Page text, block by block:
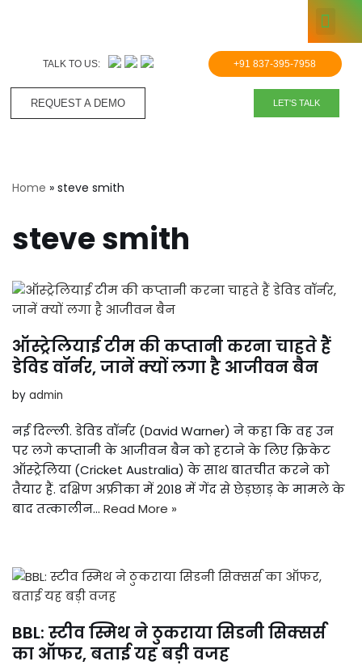
TALK TO US: +91 837-395-7958
REQUEST A DEMO​ LET'S TALK
Home » steve smith
steve smith
ऑस्ट्रेलियाई टीम की कप्तानी करना चाहते हैं
डेविड वॉर्नर, जानें क्यों लगा है आजीवन बैन
by admin
नई दिल्ली. डेविड वॉर्नर (David Warner) ने कहा कि वह उन
पर लगे कप्तानी के आजीवन बैन को हटाने के लिए क्रिकेट
ऑस्ट्रेलिया (Cricket Australia) के साथ बातचीत करने को
तैयार हैं. दक्षिण अफ्रीका में 2018 में गेंद से छेड़छाड़ के मामले के
बाद तत्कालीन… Read More »
BBL: स्टीव स्मिथ ने ठुकराया सिडनी सिक्सर्स
का ऑफर, बताई यह बड़ी वजह